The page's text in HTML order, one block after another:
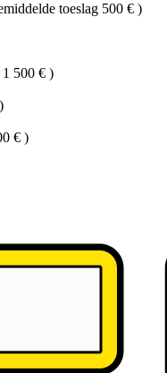
toeslag 500 € )
1 500 € )
)
€ )